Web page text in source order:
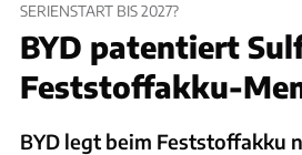
SERIENSTART BIS 2027?
BYD patentiert
Feststoffakku-
BYD legt beim Feststoffakku